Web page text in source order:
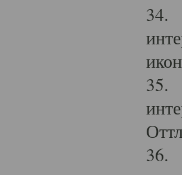
34.
35.
36.